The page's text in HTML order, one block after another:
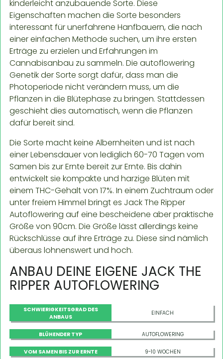
kinderleicht anzubauende Sorte. Diese
Eigenschaften machen die Sorte besonders
interessant für unerfahrene Hanfbauern, die nach
einer einfachen Methode suchen, um ihre ersten
Erträge zu erzielen und Erfahrungen im
Cannabisanbau zu sammeln. Die autoflowering
Genetik der Sorte sorgt dafür, dass man die
Photoperiode nicht verändern muss, um die
Pflanzen in die Blütephase zu bringen. Stattdessen
geschieht dies automatisch, wenn die Pflanzen
dafür bereit sind.
Die Sorte macht keine Albernheiten und ist nach
einer Lebensdauer von lediglich 60-70 Tagen vom
Samen bis zur Ernte bereit zur Ernte. Bis dahin
entwickelt sie kompakte und harzige Blüten mit
einem THC-Gehalt von 17%. In einem Zuchtraum oder
unter freiem Himmel bringt es Jack The Ripper
Autoflowering auf eine bescheidene aber praktische
Größe von 90cm. Die Größe lässt allerdings keine
Rückschlüsse auf ihre Erträge zu. Diese sind nämlich
überaus lohnenswert und hoch.
ANBAU DEINE EIGENE JACK THE
RIPPER AUTOFLOWERING
SCHWIERIGKEITSGRAD DES
ANBAUS
EINFACH
BLÜHENDER TYP AUTOFLOWERING
VOM SAMEN BIS ZUR ERNTE 9-10 WOCHEN